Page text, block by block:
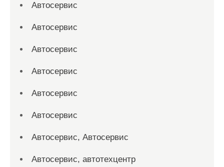
Автосервис
Автосервис
Автосервис
Автосервис
Автосервис
Автосервис
Автосервис, Автосервис
Автосервис, автотехцентр